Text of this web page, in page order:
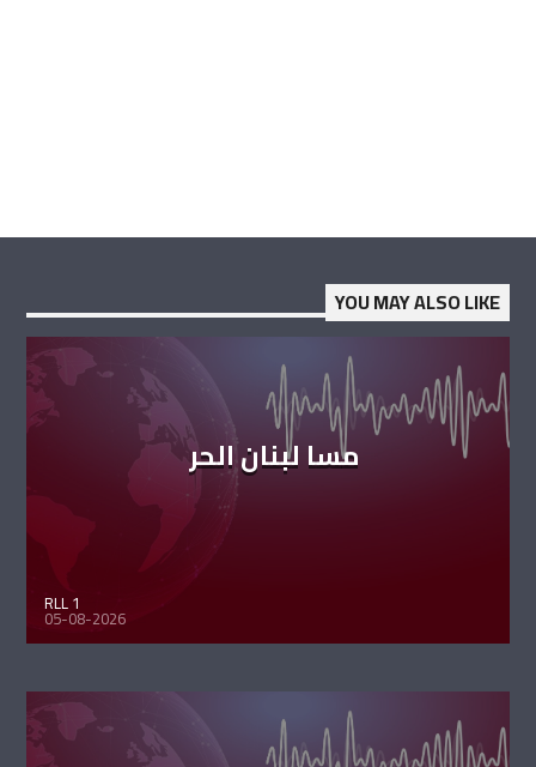
YOU MAY ALSO LIKE
مسا لبنان الحر
RLL 1
05-08-2026